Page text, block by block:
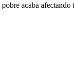
acaba